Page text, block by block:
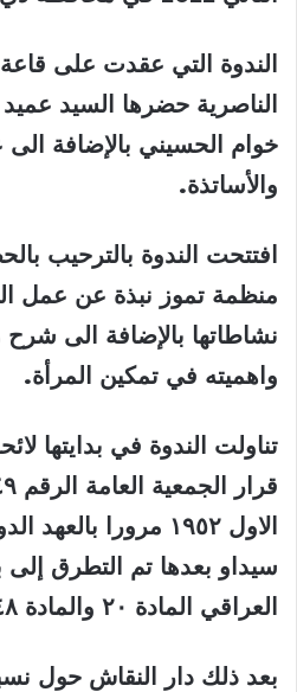
الندوة التي عقدت على
الناصرية حضرها السيد عميد
خوام الحسيني بالإضافة
والأساتذة.
افتتحت الندوة بالترحيب
منظمة تموز نبذة عن عمل
نشاطاتها بالإضافة الى
واهميته في تمكين المرأة.
تناولت الندوة في بدايتها
سيداو بعدها تم التطرق
العراقي المادة ٢٠ والمادة ٤٨ رابعا.
بعد ذلك دار النقاش حول